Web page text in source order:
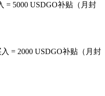
= 5000 USDGO补贴（月封
= 2000 USDGO补贴（月封